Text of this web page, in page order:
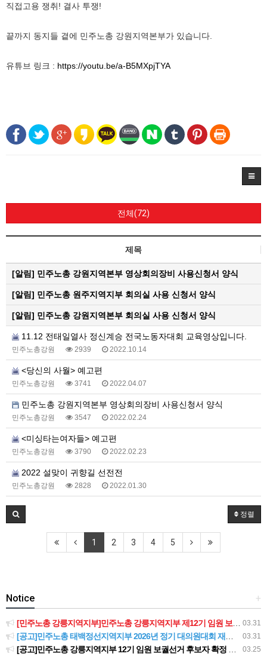
직접고용 쟁취! 결사 투쟁!
끝까지 동지들 곁에 민주노총 강원지역본부가 있습니다.
유튜브 링크 : https://youtu.be/a-B5MXpjTYA
전체(72)
제목
[알림] 민주노총 강원지역본부 영상회의장비 사용신청서 양식
[알림] 민주노총 원주지역지부 회의실 사용 신청서 양식
[알림] 민주노총 강원지역본부 회의실 사용 신청서 양식
11.12 전태일열사 정신계승 전국노동자대회 교육영상입니다.
민주노총강원 2939 2022.10.14
<당신의 사월> 예고편
민주노총강원 3741 2022.04.07
민주노총 강원지역본부 영상회의장비 사용신청서 양식
민주노총강원 3547 2022.02.24
<미싱타는여자들> 예고편
민주노총강원 3790 2022.02.23
2022 설맞이 귀향길 선전전
민주노총강원 2828 2022.01.30
정렬
1 2 3 4 5
+
Notice
03.31
[민주노총 강릉지역지부]민주노총 강릉지역지부 제12기 임원 보궐선거결과 공고
03.31
[공고]민주노총 태백정선지역지부 2026년 정기 대의원대회 재소집 건
03.25
[공고]민주노총 강릉지역지부 12기 임원 보궐선거 후보자 확정 공고